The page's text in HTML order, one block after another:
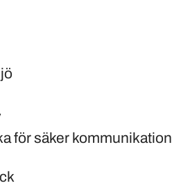
för säker kommunikation